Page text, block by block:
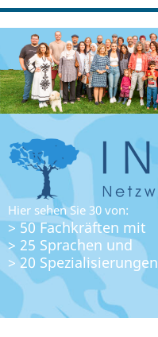
Hier sehen Sie 30 von:
> 50 Fachkräften mit
> 25 Sprachen und
> 20 Spezialisierungen